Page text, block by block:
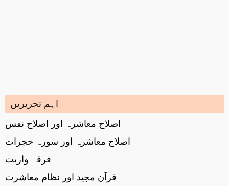
اہم تحریریں
اصلاح معاشرہ اور اصلاح نفس
اصلاح معاشرہ اور سورہ حجرات
فرقہ واریت
قرآن مجید اور نظام معاشرت